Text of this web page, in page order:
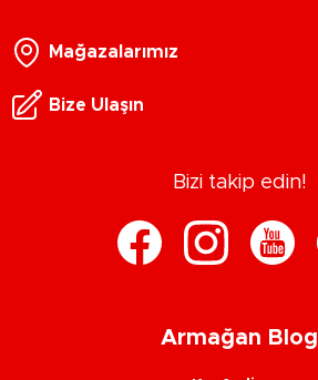
Mağazalarımız
Bize Ulaşın
Bizi takip edin!
Armağan Blog